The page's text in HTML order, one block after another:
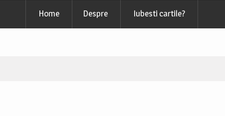
Home Despre Iubesti cartile?